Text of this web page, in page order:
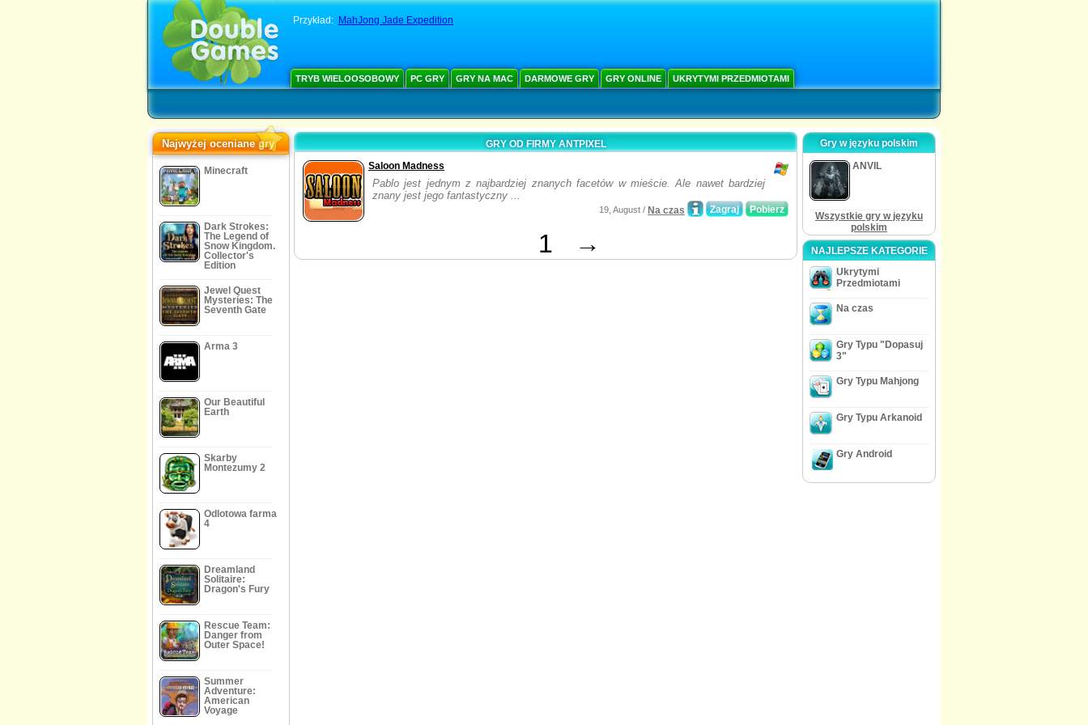
Przykład: MahJong Jade Expedition
TRYB WIELOOSOBOWY PC GRY GRY NA MAC DARMOWE GRY GRY ONLINE UKRYTYMI PRZEDMIOTAMI
Najwyżej oceniane gry
Minecraft
Dark Strokes:
The Legend of
Snow Kingdom.
Collector's
Edition
Jewel Quest
Mysteries: The
Seventh Gate
Arma 3
Our Beautiful
Earth
Skarby
Montezumy 2
Odlotowa farma
4
Dreamland
Solitaire:
Dragon's Fury
Rescue Team:
Danger from
Outer Space!
Summer
Adventure:
American
Voyage
GRY OD FIRMY ANTPIXEL
Saloon Madness
Pablo jest jednym z najbardziej znanych facetów w mieście. Ale nawet bardziej
znany jest jego fantastyczny ...
Pobierz
Zagraj
19, August / Na czas
1 →
Gry w języku polskim
ANVIL
Wszystkie gry w języku
polskim
NAJLEPSZE KATEGORIE
Ukrytymi
Przedmiotami
Na czas
Gry Typu "Dopasuj
3"
Gry Typu Mahjong
Gry Typu Arkanoid
Gry Android